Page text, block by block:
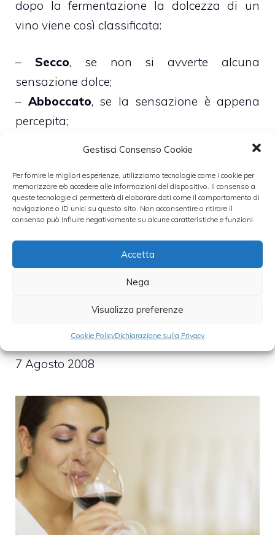
Gestisci Consenso Cookie
Per fornire le migliori esperienze, utilizziamo tecnologie come i cookie per
memorizzare e/o accedere alle informazioni del dispositivo. Il consenso a
queste tecnologie ci permetterà di elaborare dati come il comportamento di
navigazione o ID unici su questo sito. Non acconsentire o ritirare il
consenso può influire negativamente su alcune caratteristiche e funzioni.
Accetta
Nega
Visualizza preferenze
Cookie PolicyDichiarazione sulla Privacy
dopo la fermentazione la dolcezza di un
vino viene così classificata:
– Secco, se non si avverte alcuna
sensazione dolce;
– Abboccato, se la sensazione è appena
percepita;
caso dei moscati);
–Stucchevolese la eccessiva dolcezza è
sgradevole.
Degustazione: esame gustativo vino
7 Agosto 2008